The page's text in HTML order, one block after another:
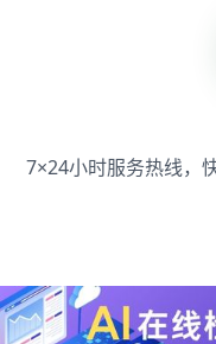
7×24小时服务热线，